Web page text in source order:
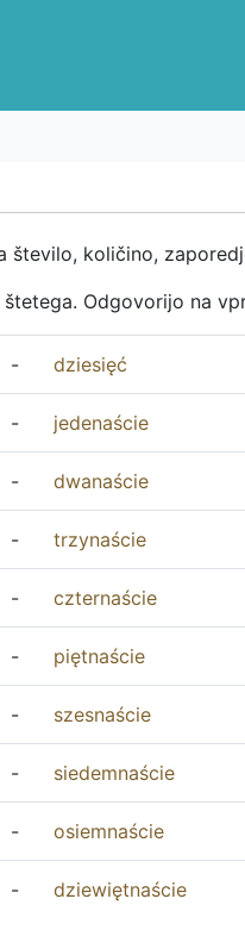
število, količino,
Odgovorijo na
- dziesięć
- jedenaście
- dwanaście
- trzynaście
- czternaście
- piętnaście
- szesnaście
- siedemnaście
- osiemnaście
- dziewiętnaście